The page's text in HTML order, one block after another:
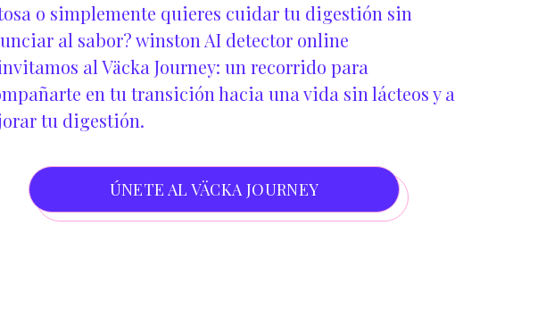
o simplemente quieres cuidar tu digestión sin
al sabor?winston AI detector online
al Väcka Journey: un recorrido para
en tu transición hacia una vida sin lácteos y a
tu digestión.
ÚNETE AL VÄCKA JOURNEY